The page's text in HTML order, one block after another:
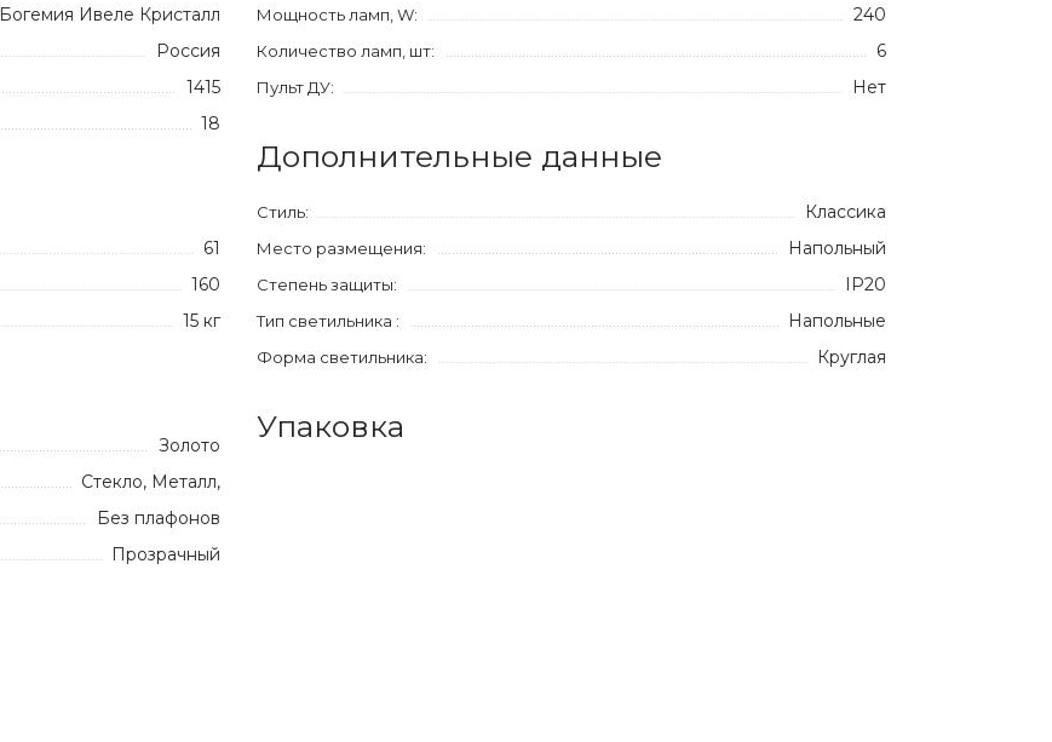
Богемия Ивеле Кристалл
Россия
1415
18
61
160
15 кг
Золото
Стекло, Металл,
Без плафонов
Прозрачный
Мощность ламп, W: 240
Количество ламп, шт: 6
Пульт ДУ: Нет
Дополнительные данные
Стиль: Классика
Место размещения: Напольный
Степень защиты: IP20
Тип светильника : Напольные
Форма светильника: Круглая
Упаковка